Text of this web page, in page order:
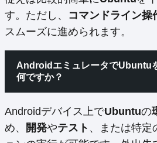
す。ただし、 コマンドライン操
スムーズに進められます。
AndroidエミュレータでUbuntu
何ですか？
Androidデバイス上でUbuntuの
め、
開発やテスト 、または特定